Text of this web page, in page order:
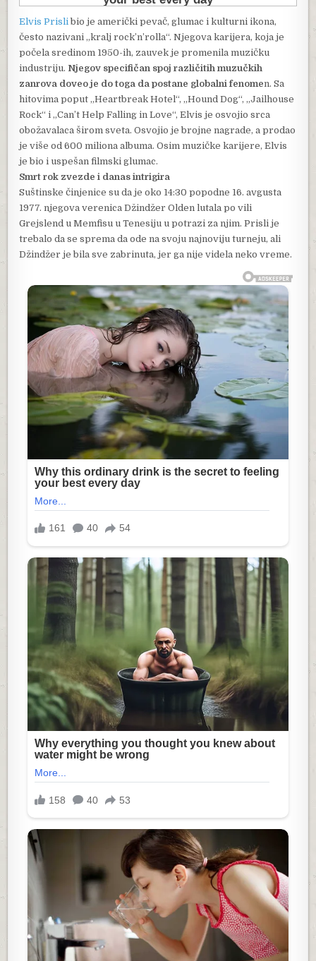
Elvis Prislibio je američki pevač, glumac i kulturni ikona,
često nazivani „kralj rock’n’rolla“. Njegova karijera, koja je
počela sredinom 1950-ih, zauvek je promenila muzičku
industriju. Njegov specifičan spoj različitih muzučkih
zanrova doveo je do toga da postane globalni fenomen. Sa
hitovima poput „Heartbreak Hotel“, „Hound Dog“, „Jailhouse
Rock“ i „Can’t Help Falling in Love“, Elvis je osvojio srca
obožavalaca širom sveta. Osvojio je brojne nagrade, a prodao
je više od 600 miliona albuma. Osim muzičke karijere, Elvis
je bio i uspešan filmski glumac.
Smrt rok zvezde i danas intrigira
Suštinske činjenice su da je oko 14:30 popodne 16. avgusta
1977. njegova verenica Džindžer Olden lutala po vili
Grejslend u Memfisu u Tenesiju u potrazi za njim. Prisli je
trebalo da se sprema da ode na svoju najnoviju turneju, ali
Džindžer je bila sve zabrinuta, jer ga nije videla neko vreme.